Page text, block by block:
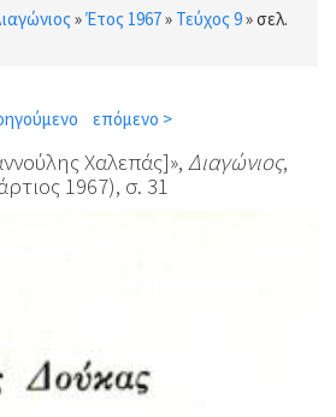
»Έτος 1967» Τεύχος 9»σελ.
επόμενο >
Χαλεπάς]», Διαγώνιος,
1967), σ. 31